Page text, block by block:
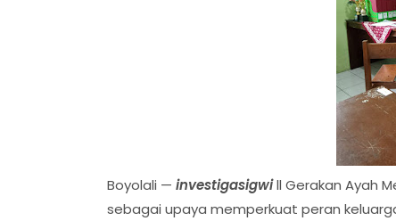
Boyolali — investigasigwill Gerakan Ayah
sebagai upaya memperkuat peran